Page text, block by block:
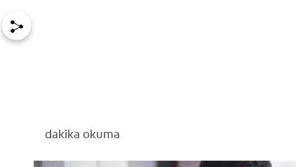
dakika okuma